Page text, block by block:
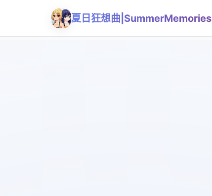
夏日狂想曲|SummerMemories